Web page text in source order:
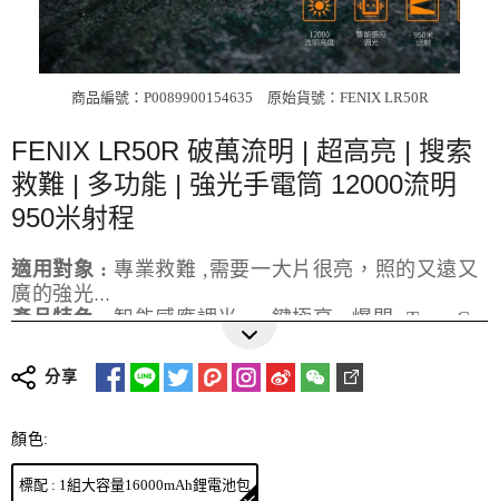
商品編號：P0089900154635 原始貨號：FENIX LR50R
FENIX LR50R 破萬流明 | 超高亮 | 搜索
救難 | 多功能 | 強光手電筒 12000流明
950米射程
適用對象 :專業救難 ,需要一大片很亮，照的又遠又
廣的強光
產品特色 :智能感應調光, 一鍵極亮 , 爆閃 ,Type-C
兼容 1-4顆 21700鋰離子電池
最高流明 :1萬2千流明
更多詳細介紹
分享
顏色:
標配 : 1組大容量16000mAh鋰電池包